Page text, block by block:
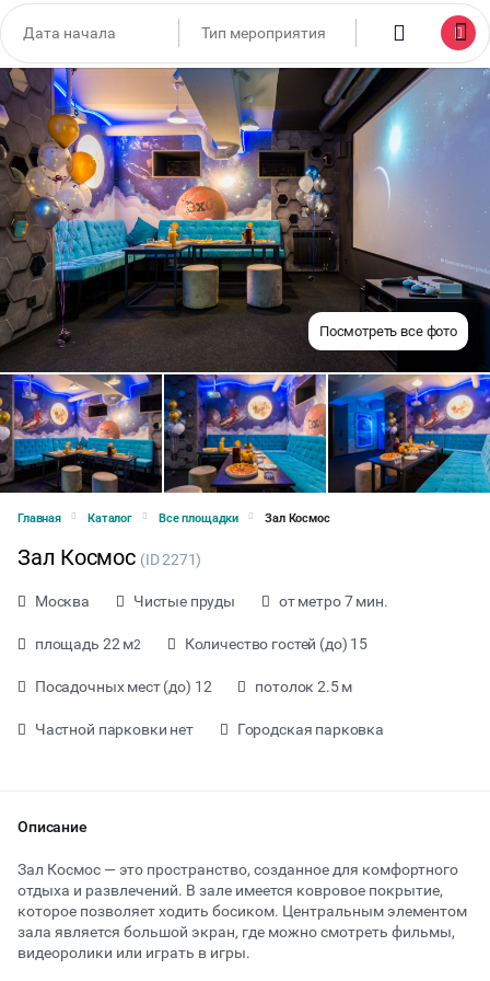
Посмотреть все фото
Главная Каталог Все площадки Зал Космос
Зал Космос (ID 2271)
Москва Чистые пруды от метро 7 мин.
площадь 22 м2 Количество гостей (до) 15
Посадочных мест (до) 12 потолок 2.5 м
Частной парковки нет Городская парковка
Описание
Зал Космос — это пространство, созданное для комфортного
отдыха и развлечений. В зале имеется ковровое покрытие,
которое позволяет ходить босиком. Центральным элементом
зала является большой экран, где можно смотреть фильмы,
видеоролики или играть в игры.
от 450 ₽ за час